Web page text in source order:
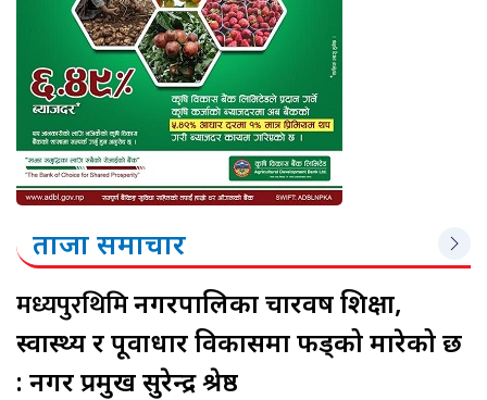
ताजा समाचार
मध्यपुरथिमिनगरपालिका चारवर्ष शिक्षा,
स्वास्थ्य र पूर्वाधार विकासमा फड्को मारेको छ
: नगर प्रमुख सुरेन्द्र श्रेष्ठ